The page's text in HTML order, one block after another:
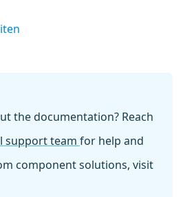
the documentation? Reach
support team for help and
component solutions, visit